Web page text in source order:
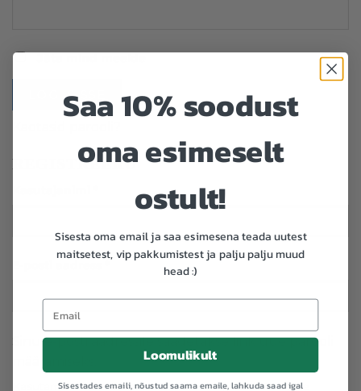
LOGI SISSE
REGISTREERU
Sinu e-posti aadressile saadetakse link uue parooli
Kasutame Sinu isiklikke andmeid meiepoolse Teenuse
Saa 10% soodust
oma esimeselt
ostult!
Sisesta oma email ja saa esimesena teada uutest
maitsetest, vip pakkumistest ja palju palju muud
head :)
Loomulikult
Sisestades emaili, nõustud saama emaile, lahkuda saad igal